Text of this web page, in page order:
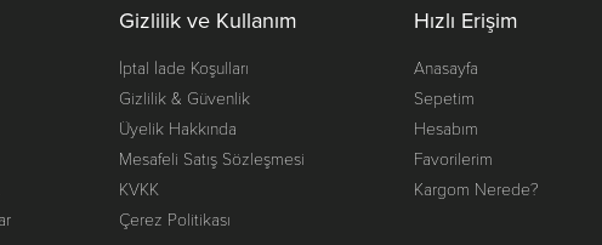
Gizlilik ve Kullanım
İptal İade Koşulları
Gizlilik & Güvenlik
Üyelik Hakkında
Mesafeli Satış Sözleşmesi
KVKK
Çerez Politikası
Hızlı Erişim
Anasayfa
Sepetim
Hesabım
Favorilerim
Kargom Nerede?